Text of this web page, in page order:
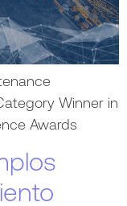
Winner in
Awards